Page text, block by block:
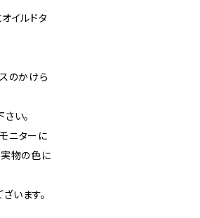
イルドタ
のかけら
い。
ニターに
実物の色に
います。